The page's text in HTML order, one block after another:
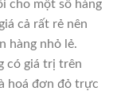
cho một số hàng
cả rất rẻ nên
hàng nhỏ lẻ.
có giá trị trên
hoá đơn đỏ trực